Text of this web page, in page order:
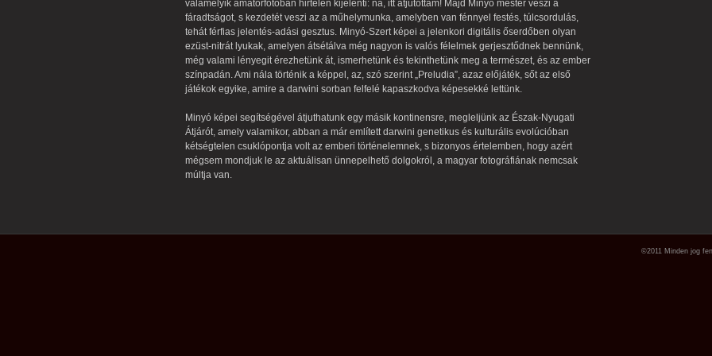
valamelyik amatőrfotóban hirtelen kijelenti: na, itt átjutottam! Majd Minyó mester veszi a
fáradtságot, s kezdetét veszi az a műhelymunka, amelyben van fénnyel festés, túlcsordulás,
tehát férfias jelentés-adási gesztus. Minyó-Szert képei a jelenkori digitális őserdőben olyan
ezüst-nitrát lyukak, amelyen átsétálva még nagyon is valós félelmek gerjesztődnek bennünk,
még valami lényegit érezhetünk át, ismerhetünk és tekinthetünk meg a természet, és az ember
színpadán. Ami nála történik a képpel, az, szó szerint „Preludia”, azaz előjáték, sőt az első
játékok egyike, amire a darwini sorban felfelé kapaszkodva képesekké lettünk.
Minyó képei segítségével átjuthatunk egy másik kontinensre, megleljünk az Észak-Nyugati
Átjárót, amely valamikor, abban a már említett darwini genetikus és kulturális evolúcióban
kétségtelen csuklópontja volt az emberi történelemnek, s bizonyos értelemben, hogy azért
mégsem mondjuk le az aktuálisan ünnepelhető dolgokról, a magyar fotográfiának nemcsak
múltja van.
©2011 Minden jog